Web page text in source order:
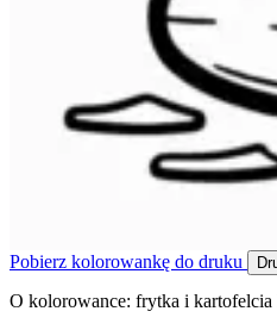
Pobierz kolorowankę do druku
O kolorowance: frytka i